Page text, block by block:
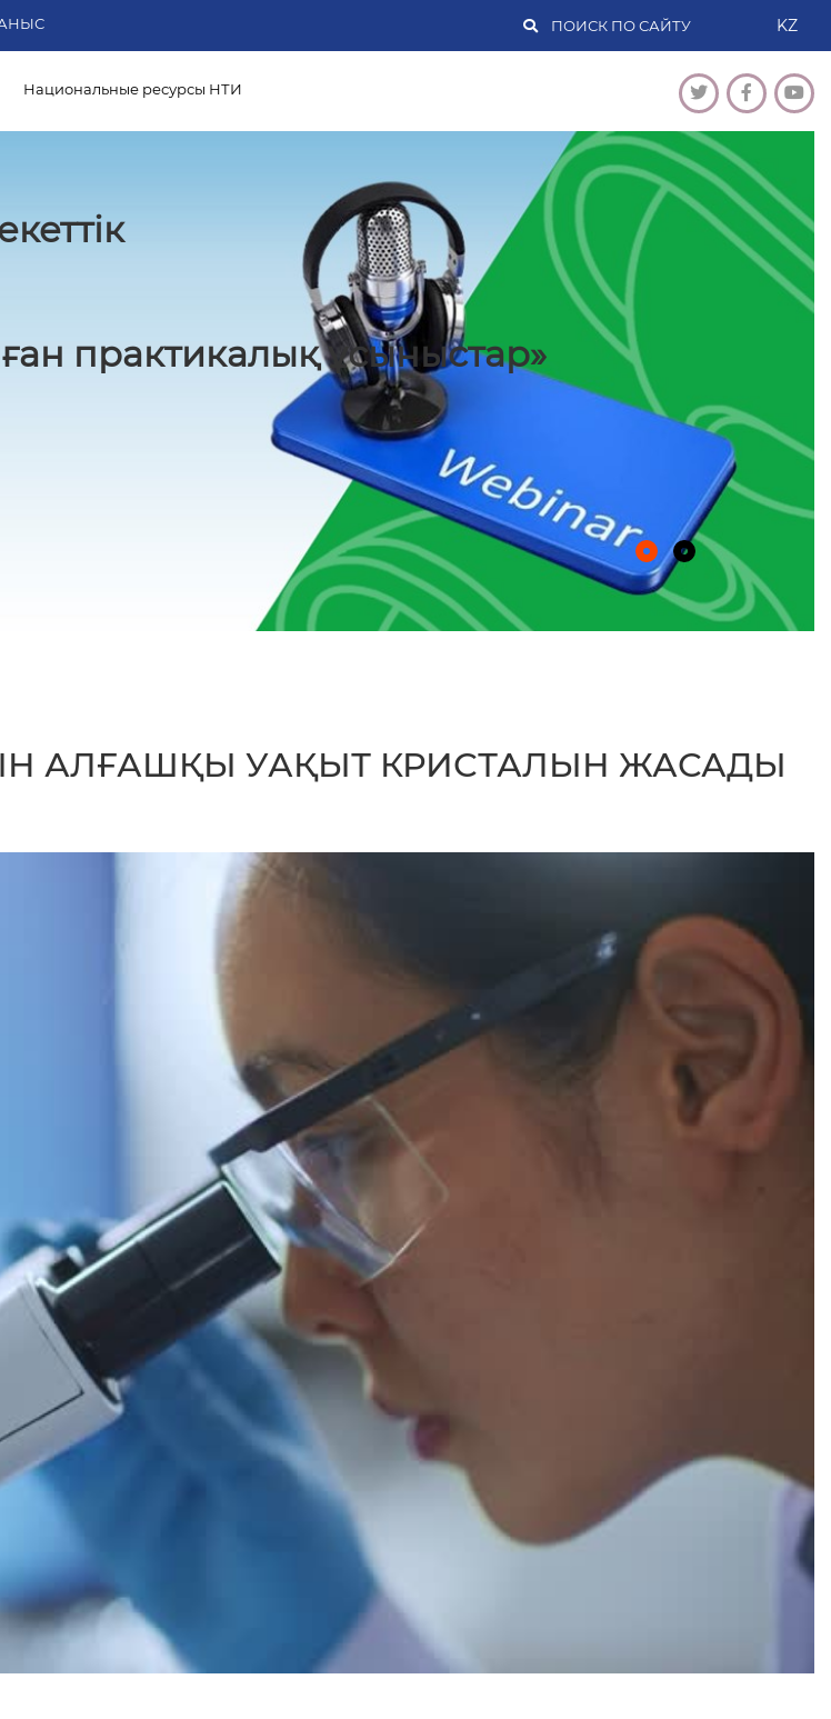
KZ
Национальные ресурсы НТИ
практикалық ұсыныстар»
АЛҒАШҚЫ УАҚЫТ КРИСТАЛЫН ЖАСАДЫ